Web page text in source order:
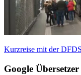
Vorheriger
Kurzreise mit der
Google Übersetzer